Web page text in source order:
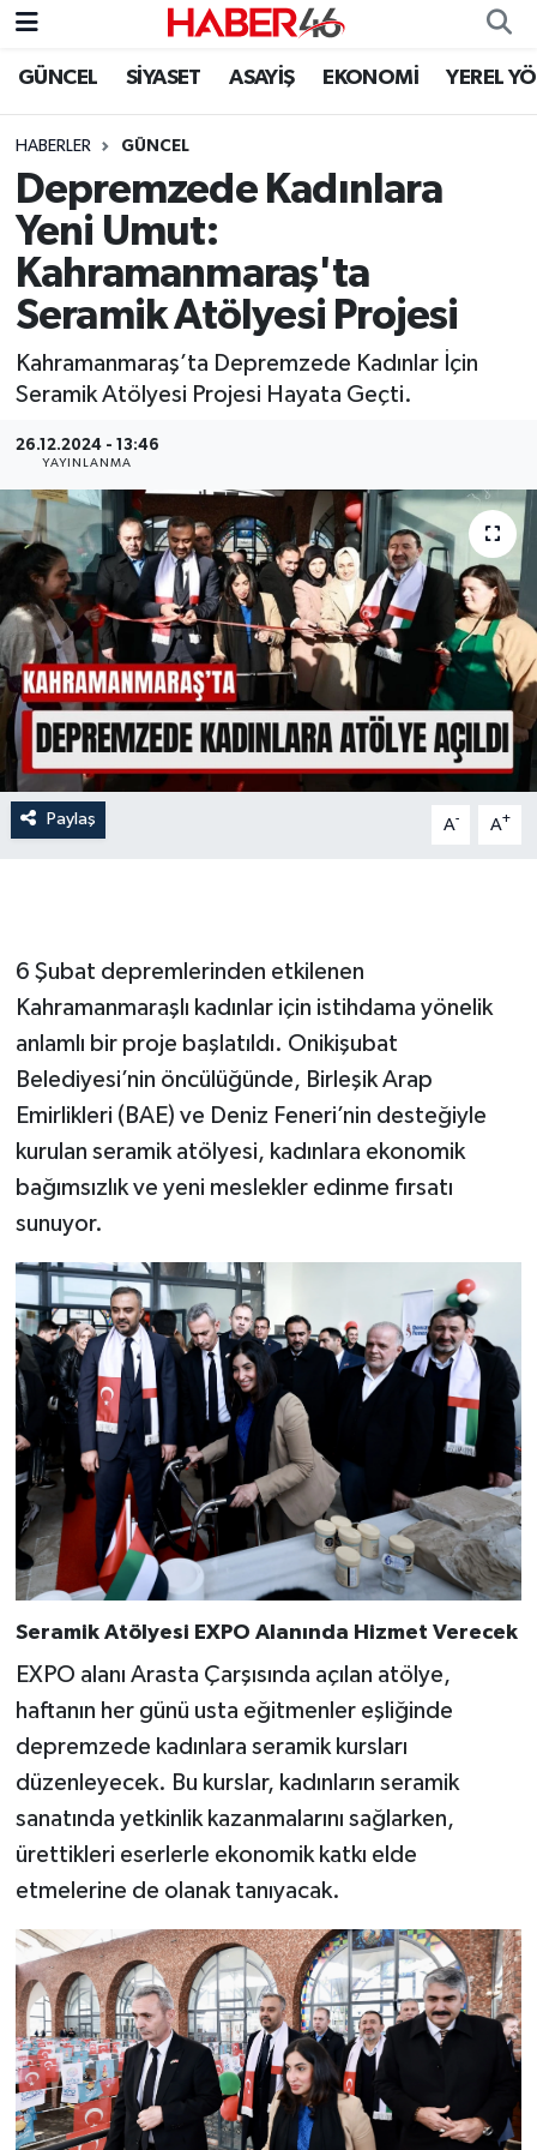
GÜNCEL SİYASET ASAYİŞ EKONOMİ YEREL
HABERLER GÜNCEL
Depremzede Kadınlara
Yeni Umut:
Kahramanmaraş'ta
Seramik Atölyesi Projesi
Kahramanmaraş’ta Depremzede Kadınlar İçin
Seramik Atölyesi Projesi Hayata Geçti.
26.12.2024 - 13:46
YAYINLANMA
Paylaş A- A+
6 Şubat depremlerinden etkilenen
Kahramanmaraşlı kadınlar için istihdama yönelik
anlamlı bir proje başlatıldı. Onikişubat
Belediyesi’nin öncülüğünde, Birleşik Arap
Emirlikleri (BAE) ve Deniz Feneri’nin desteğiyle
kurulan seramik atölyesi, kadınlara ekonomik
bağımsızlık ve yeni meslekler edinme fırsatı
sunuyor.
Seramik Atölyesi EXPO Alanında Hizmet Verecek
EXPO alanı Arasta Çarşısında açılan atölye,
haftanın her günü usta eğitmenler eşliğinde
depremzede kadınlara seramik kursları
düzenleyecek. Bu kurslar, kadınların seramik
sanatında yetkinlik kazanmalarını sağlarken,
ürettikleri eserlerle ekonomik katkı elde
etmelerine de olanak tanıyacak.
GÜNCEL
SİYASET
EKONOMİ
SPOR
YAŞAM
TEKNOLOJİ
SAĞLIK
EĞİTİM
İLÇE HABERLERİ
KÜLTÜR-SANAT
KSÜ
DÜNYA
ROPORTAJ
YEREL YÖNETİM
MEDYA
SEÇİM 2011
ÜÇÜNCÜ SAYFA
Yemek
SİVİL TOPLUM
SEÇİM 2014
KİM KİMDİR
ÇEK GÖNDER
KİTAP
HEDEF2020
OTOMOBİL
TARİH
Genel
Politika
YEREL
BÖLGEDEN
Nöbetçi Eczaneler
Hava Durumu
Kahramanmaraş Namaz Vakitleri
Trafik Durumu
Süper Lig Puan Durumu ve Fikstür
Tüm Manşetler
Son Dakika Haberleri
Haber Arşivi